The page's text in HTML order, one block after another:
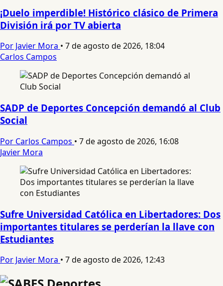
¡Duelo imperdible! Histórico clásico de Primera
División irá por TV abierta
Por Javier Mora • 7 de agosto de 2026, 18:04
Carlos Campos
SADP de Deportes Concepción demandó al Club
Social
Por Carlos Campos • 7 de agosto de 2026, 16:08
Javier Mora
Sufre Universidad Católica en Libertadores: Dos
importantes titulares se perderían la llave con
Estudiantes
Por Javier Mora • 7 de agosto de 2026, 12:43